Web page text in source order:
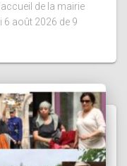
de la mairie
6 août 2026 de 9